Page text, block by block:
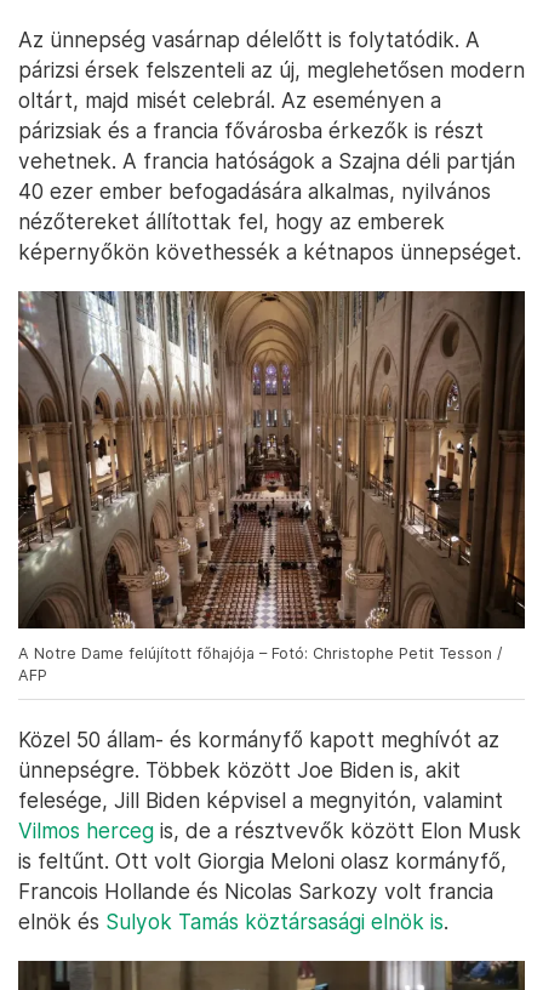
Az ünnepség vasárnap délelőtt is folytatódik. A
párizsi érsek felszenteli az új, meglehetősen modern
oltárt, majd misét celebrál. Az eseményen a
párizsiak és a francia fővárosba érkezők is részt
vehetnek. A francia hatóságok a Szajna déli partján
40 ezer ember befogadására alkalmas, nyilvános
nézőtereket állítottak fel, hogy az emberek
képernyőkön követhessék a kétnapos ünnepséget.
A Notre Dame felújított főhajója – Fotó: Christophe Petit Tesson /
AFP
Közel 50 állam- és kormányfő kapott meghívót az
ünnepségre. Többek között Joe Biden is, akit
felesége, Jill Biden képvisel a megnyitón, valamint
Vilmos herceg is, de a résztvevők között Elon Musk
is feltűnt. Ott volt Giorgia Meloni olasz kormányfő,
Francois Hollande és Nicolas Sarkozy volt francia
elnök és Sulyok Tamás köztársasági elnök is.